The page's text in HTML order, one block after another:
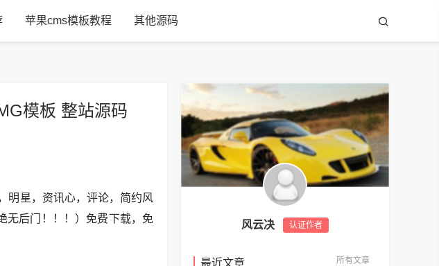
苹果cms模板教程 其他源码
模板 整站源码
明星，资讯心，评论，简约风
无后门！！！）免费下载，免
风云决 认证作者
最近文章 所有文章